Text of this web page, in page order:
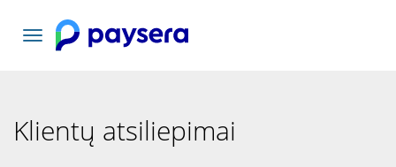
Toggle
navigation
Klientų atsiliepimai